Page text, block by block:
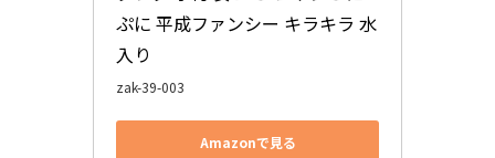
ぷに 平成ファンシー キラキラ 水
入り
zak-39-003
Amazonで見る